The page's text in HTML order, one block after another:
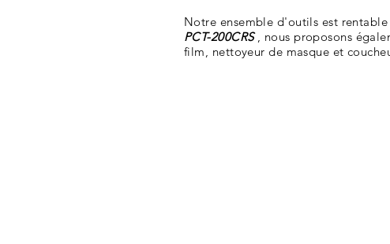
Notre ensemble d'outils est
PCT-200CRS, nous proposons
film, nettoyeur de masque et